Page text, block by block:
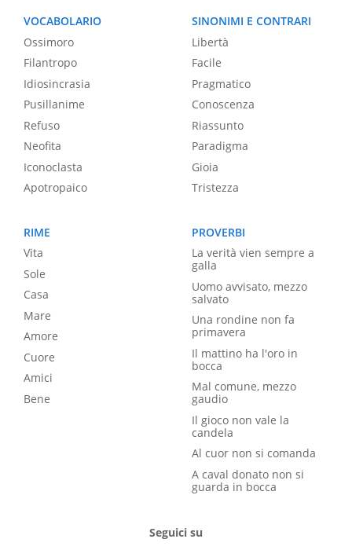
VOCABOLARIO
Ossimoro
Filantropo
Idiosincrasia
Pusillanime
Refuso
Neofita
Iconoclasta
Apotropaico
SINONIMI E CONTRARI
Libertà
Facile
Pragmatico
Conoscenza
Riassunto
Paradigma
Gioia
Tristezza
RIME
Vita
Sole
Casa
Mare
Amore
Cuore
Amici
Bene
PROVERBI
La verità vien sempre a
galla
Uomo avvisato, mezzo
salvato
Una rondine non fa
primavera
Il mattino ha l'oro in
bocca
Mal comune, mezzo
gaudio
Il gioco non vale la
candela
Al cuor non si comanda
A caval donato non si
guarda in bocca
Seguici su